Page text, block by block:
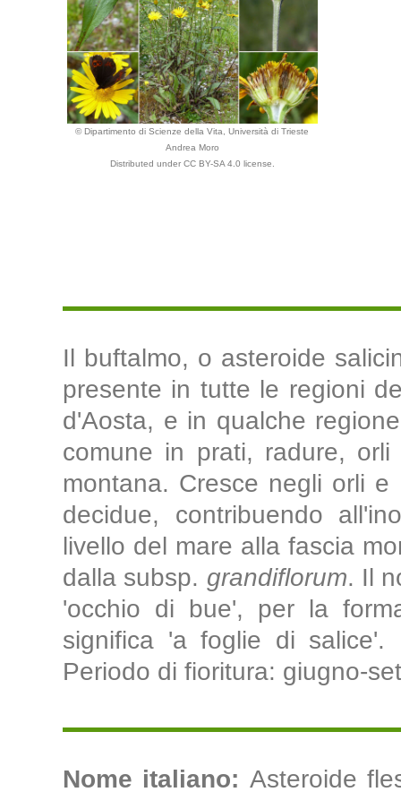
© Dipartimento di Scienze della Vita, Università di Trieste
Andrea Moro
Distributed under CC BY-SA 4.0 license.
Il buftalmo, o asteroide
presente in tutte le regioni
d'Aosta, e in qualche
comune in prati, radure,
montana. Cresce negli orli
decidue, contribuendo
livello del mare alla fascia
dalla subsp. grandiflorum. Il
'occhio di bue', per la
significa 'a foglie di salice'.
Periodo di fioritura: giugno-
Nome italiano: Asteroide